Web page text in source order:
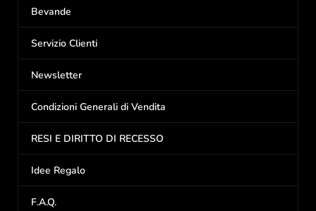
Bevande
Servizio Clienti
Newsletter
Condizioni Generali di Vendita
RESI E DIRITTO DI RECESSO
Idee Regalo
F.A.Q.